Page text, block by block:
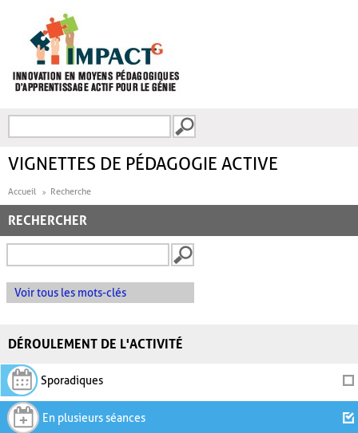
FORMULAIRE DE
VIGNETTES DE PÉDAGOGIE ACTIVE
Accueil Recherche
RECHERCHER
Voir tous les mots-clés
DÉROULEMENT DE L'ACTIVITÉ
Sporadiques
En plusieurs séances